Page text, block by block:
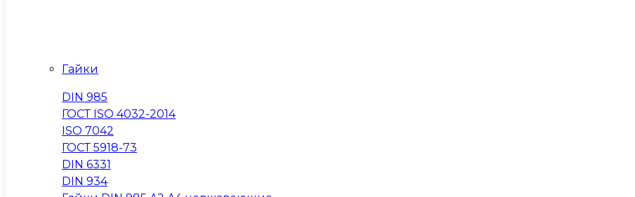
Гайки
DIN 985
ГОСТ ISO 4032-2014
ISO 7042
ГОСТ 5918-73
DIN 6331
DIN 934